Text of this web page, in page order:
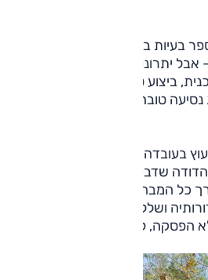
בעיות בהנדסת אנוש, מרחב
יתרונותיו מרובים, ואלה כוללים:
ביצוע טוב, ביצועים טובים מאוד,
טובה מחוץ לעיר ויכולת גבוהה
בעובדה שהקורסה החדשה
שדבקה בה. הקורסה כל כך
כל המבחן – בתחנת הדלק ובמתקן
הפסקה, לתגובות ולשאלות.